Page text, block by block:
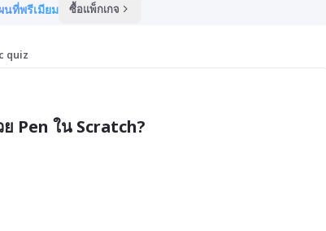
นที่พรีเมียม ซื้อแพ็กเกจ
quiz
Pen ใน Scratch?